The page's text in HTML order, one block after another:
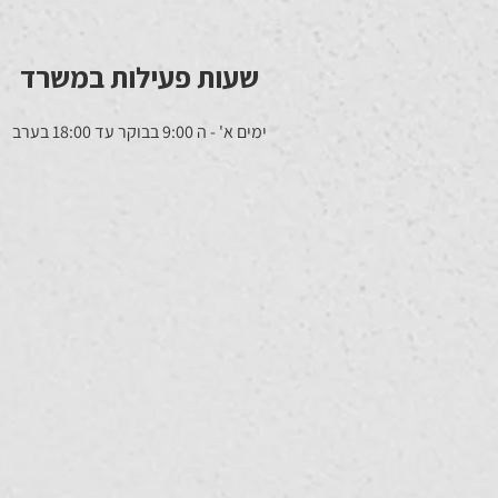
שעות פעילות במשרד
ימים א' - ה 9:00 בבוקר עד 18:00 בערב